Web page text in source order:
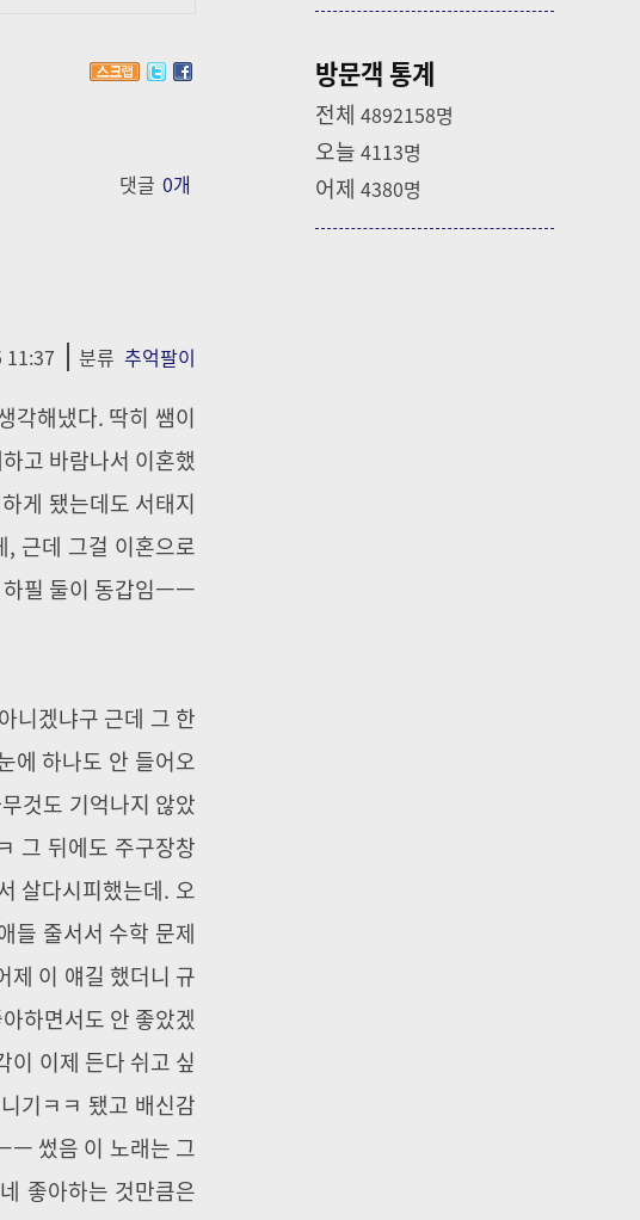
댓글 0개
분류 추억팔이
각해냈다. 딱히 쌤이
고 바람나서 이혼했
게 됐는데도 서태지
근데 그걸 이혼으로
필 둘이 동갑임ㅡㅡ
니겠냐구 근데 그 한
에 하나도 안 들어오
것도 기억나지 않았
그 뒤에도 주구장창
살다시피했는데. 오
들 줄서서 수학 문제
제 이 얘길 했더니 규
하면서도 안 좋았겠
이 이제 든다 쉬고 싶
기ㅋㅋ 됐고 배신감
ㅡ 썼음 이 노래는 그
좋아하는 것만큼은
방문객 통계
전체 4892158명
오늘 4113명
어제 4380명